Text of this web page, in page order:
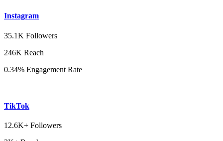
Instagram
35.1K Followers
246K Reach
0.34% Engagement Rate
TikTok
12.6K+ Followers